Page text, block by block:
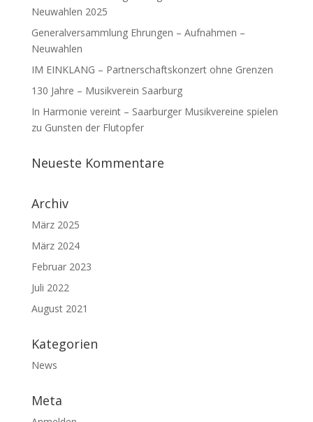
Neuwahlen 2025
Generalversammlung Ehrungen – Aufnahmen –
Neuwahlen
IM EINKLANG – Partnerschaftskonzert ohne Grenzen
130 Jahre – Musikverein Saarburg
In Harmonie vereint – Saarburger Musikvereine spielen
zu Gunsten der Flutopfer
Neueste Kommentare
Archiv
März 2025
März 2024
Februar 2023
Juli 2022
August 2021
Kategorien
News
Meta